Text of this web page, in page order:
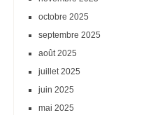
octobre 2025
septembre 2025
août 2025
juillet 2025
juin 2025
mai 2025